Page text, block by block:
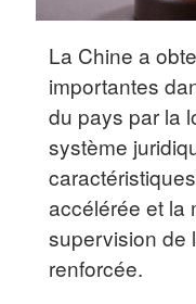
La Chine a
importantes
du pays par la
système
accélérée et la
supervision de
renforcée.